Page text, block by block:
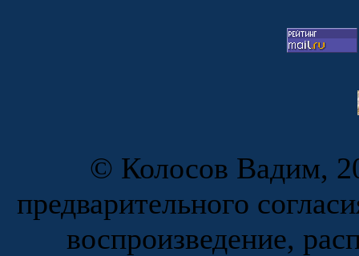
© Колосов Вадим,
предварительного
воспроизведение,